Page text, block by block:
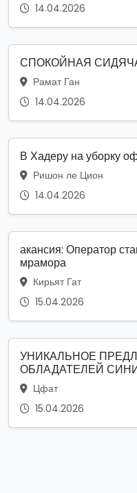
14.04.2026
СПОКОЙНАЯ
Рамат Ган
14.04.2026
В Хадеру на уборку
Ришон ле Цион
14.04.2026
акансия: Оператор
мрамора
Кирьят Гат
15.04.2026
УНИКАЛЬНОЕ
ОБЛАДАТЕЛЕЙ
Цфат
15.04.2026